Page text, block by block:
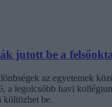
jutott be a
az egyetemek
a legolcsóbb havi
költözhet be.